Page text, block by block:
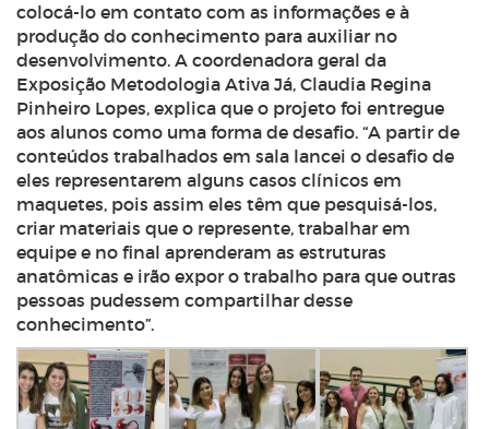
colocá-lo em contato com as informações e à
produção do conhecimento para auxiliar no
desenvolvimento. A coordenadora geral da
Exposição Metodologia Ativa Já, Claudia Regina
Pinheiro Lopes, explica que o projeto foi entregue
aos alunos como uma forma de desafio. “A partir de
conteúdos trabalhados em sala lancei o desafio de
eles representarem alguns casos clínicos em
maquetes, pois assim eles têm que pesquisá-los,
criar materiais que o represente, trabalhar em
equipe e no final aprenderam as estruturas
anatômicas e irão expor o trabalho para que outras
pessoas pudessem compartilhar desse
conhecimento”.